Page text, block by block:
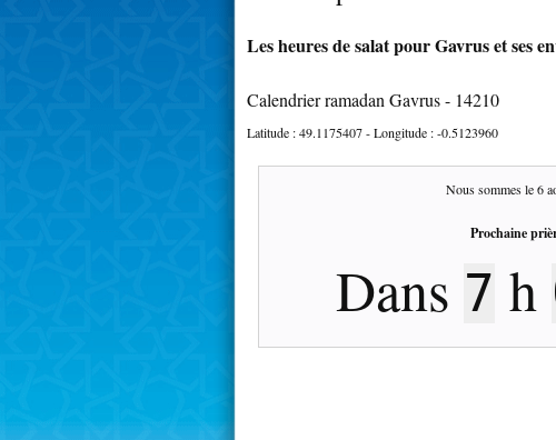
Les heures de salat pour Gavrus et ses
Calendrier ramadan Gavrus - 14210
Latitude :49.1175407- Longitude :-0.5123960
Nous sommes le6
Prochaine
Dans 7 h